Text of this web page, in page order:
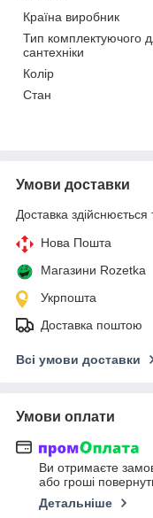
Країна виробник
Тип комплектуючого
сантехніки
Колір
Стан
Умови доставки
Доставка здійснюється
Нова Пошта
Магазини Rozetka
Укрпошта
Доставка поштою
Всі умови доставки
Умови оплати
Ви отримаєте
або гроші
Детальніше